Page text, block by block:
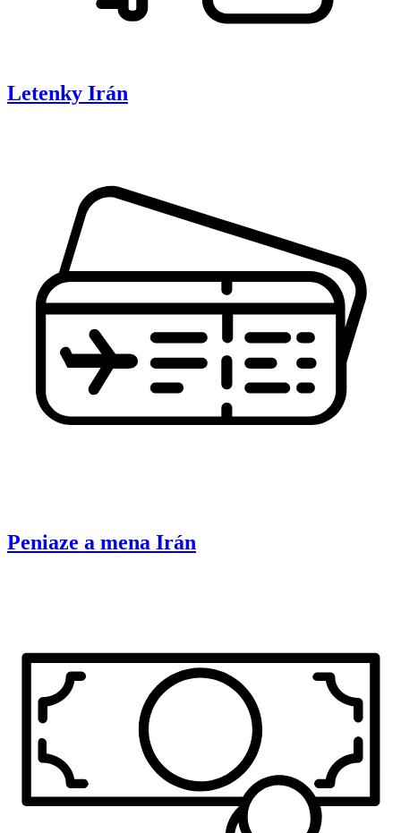
Letenky Irán
Peniaze a mena Irán